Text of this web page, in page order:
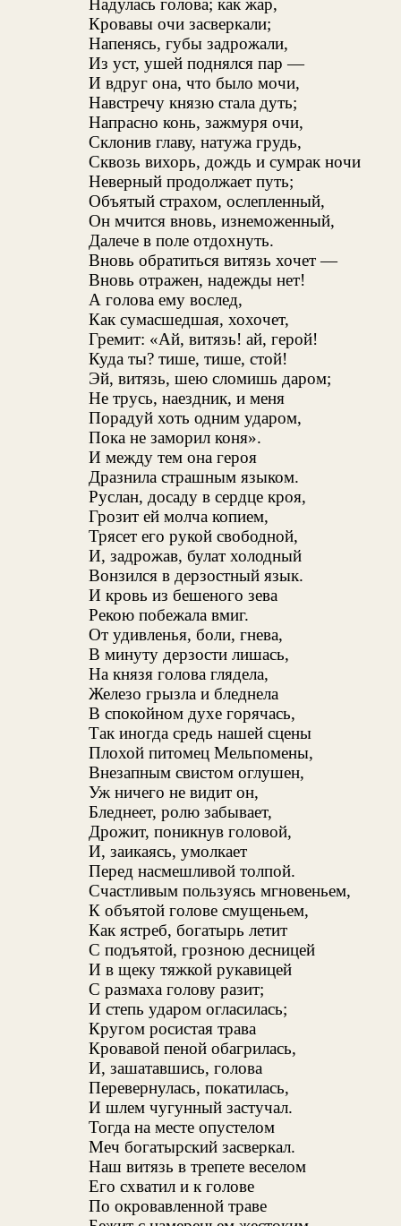
Надулась голова; как жар,
Кровавы очи засверкали;
Напенясь, губы задрожали,
Из уст, ушей поднялся пар —
И вдруг она, что было мочи,
Навстречу князю стала дуть;
Напрасно конь, зажмуря очи,
Склонив главу, натужа грудь,
Сквозь вихорь, дождь и сумрак ночи
Неверный продолжает путь;
Объятый страхом, ослепленный,
Он мчится вновь, изнеможенный,
Далече в поле отдохнуть.
Вновь обратиться витязь хочет —
Вновь отражен, надежды нет!
А голова ему вослед,
Как сумасшедшая, хохочет,
Гремит: «Ай, витязь! ай, герой!
Куда ты? тише, тише, стой!
Эй, витязь, шею сломишь даром;
Не трусь, наездник, и меня
Порадуй хоть одним ударом,
Пока не заморил коня».
И между тем она героя
Дразнила страшным языком.
Руслан, досаду в сердце кроя,
Грозит ей молча копием,
Трясет его рукой свободной,
И, задрожав, булат холодный
Вонзился в дерзостный язык.
И кровь из бешеного зева
Рекою побежала вмиг.
От удивленья, боли, гнева,
В минуту дерзости лишась,
На князя голова глядела,
Железо грызла и бледнела
В спокойном духе горячась,
Так иногда средь нашей сцены
Плохой питомец Мельпомены,
Внезапным свистом оглушен,
Уж ничего не видит он,
Бледнеет, ролю забывает,
Дрожит, поникнув головой,
И, заикаясь, умолкает
Перед насмешливой толпой.
Счастливым пользуясь мгновеньем,
К объятой голове смущеньем,
Как ястреб, богатырь летит
С подъятой, грозною десницей
И в щеку тяжкой рукавицей
С размаха голову разит;
И степь ударом огласилась;
Кругом росистая трава
Кровавой пеной обагрилась,
И, зашатавшись, голова
Перевернулась, покатилась,
И шлем чугунный застучал.
Тогда на месте опустелом
Меч богатырский засверкал.
Наш витязь в трепете веселом
Его схватил и к голове
По окровавленной траве